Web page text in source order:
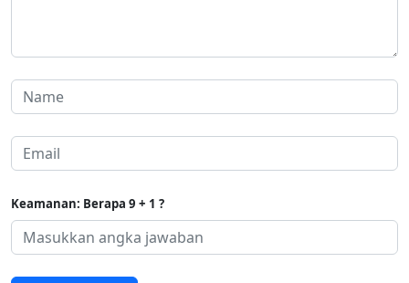
Keamanan: Berapa 9 + 1 ?